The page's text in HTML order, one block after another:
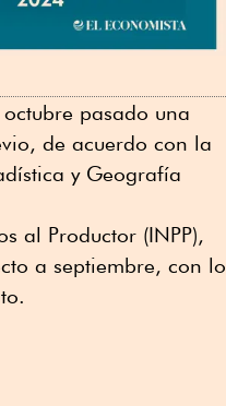
pasado una
de acuerdo con la
y Geografía
al Productor (INPP),
a septiembre, con lo